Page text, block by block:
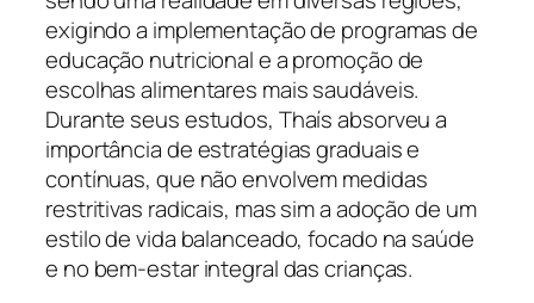
exigindo a implementação de programas de
educação nutricional e a promoção de
escolhas alimentares mais saudáveis.
Durante seus estudos, Thaís absorveu a
importância de estratégias graduais e
contínuas, que não envolvem medidas
restritivas radicais, mas sim a adoção de um
estilo de vida balanceado, focado na saúde
e no bem-estar integral das crianças.